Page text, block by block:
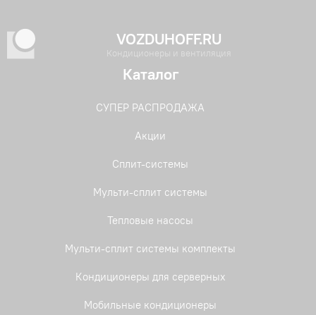
VOZDUHOFF.RU
Кондиционеры и вентиляция
Каталог
СУПЕР РАСПРОДАЖА
Акции
Сплит-системы
Мульти-сплит системы
Тепловые насосы
Мульти-сплит системы комплекты
Кондиционеры для серверных
Мобильные кондиционеры